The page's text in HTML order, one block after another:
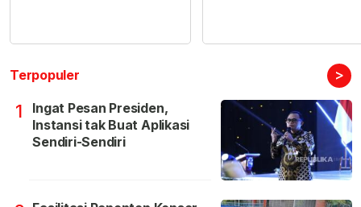
Terpopuler >
1
Ingat Pesan Presiden,
Instansi tak Buat Aplikasi
Sendiri-Sendiri